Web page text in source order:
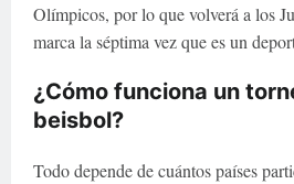
Olímpicos, por lo que volverá a los
marca la séptima vez que es un
¿Cómo funciona un
beisbol?
Todo depende de cuántos países